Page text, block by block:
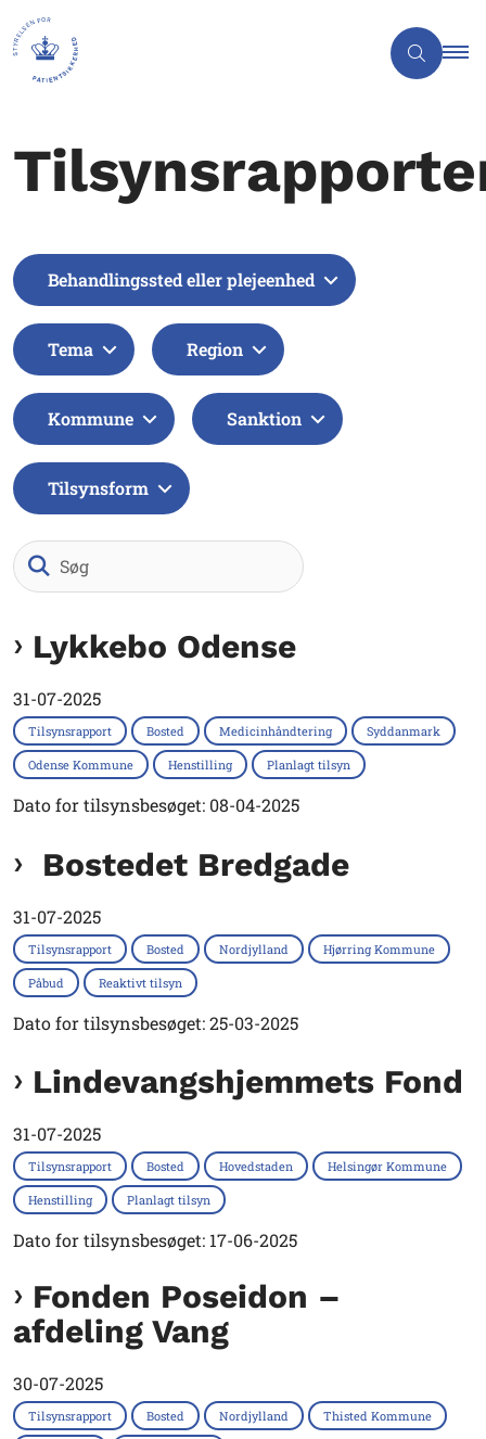
Behandlingssted eller plejeenhed
Tema Region
Kommune Sanktion
Tilsynsform
Lykkebo Odense
31-07-2025
Tilsynsrapport Bosted Medicinhåndtering Syddanmark
Odense Kommune Henstilling Planlagt tilsyn
Dato for tilsynsbesøget: 08-04-2025
Bostedet Bredgade
31-07-2025
Tilsynsrapport Bosted Nordjylland Hjørring Kommune
Påbud Reaktivt tilsyn
Dato for tilsynsbesøget: 25-03-2025
Lindevangshjemmets Fond
31-07-2025
Tilsynsrapport Bosted Hovedstaden Helsingør Kommune
Henstilling Planlagt tilsyn
Dato for tilsynsbesøget: 17-06-2025
Fonden Poseidon –
afdeling Vang
30-07-2025
Tilsynsrapport Bosted Nordjylland Thisted Kommune